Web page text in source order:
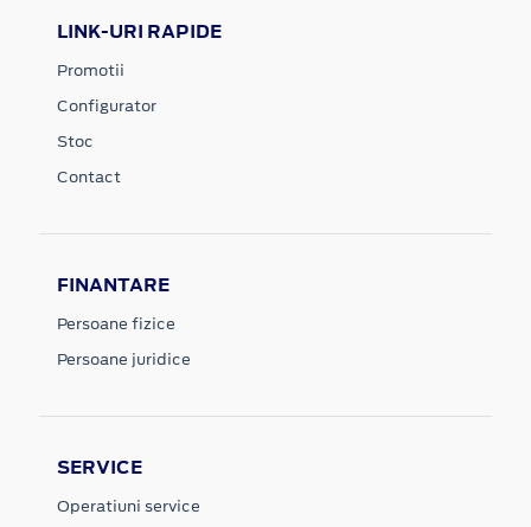
LINK-URI RAPIDE
Promotii
Configurator
Stoc
Contact
FINANTARE
Persoane fizice
Persoane juridice
SERVICE
Operatiuni service